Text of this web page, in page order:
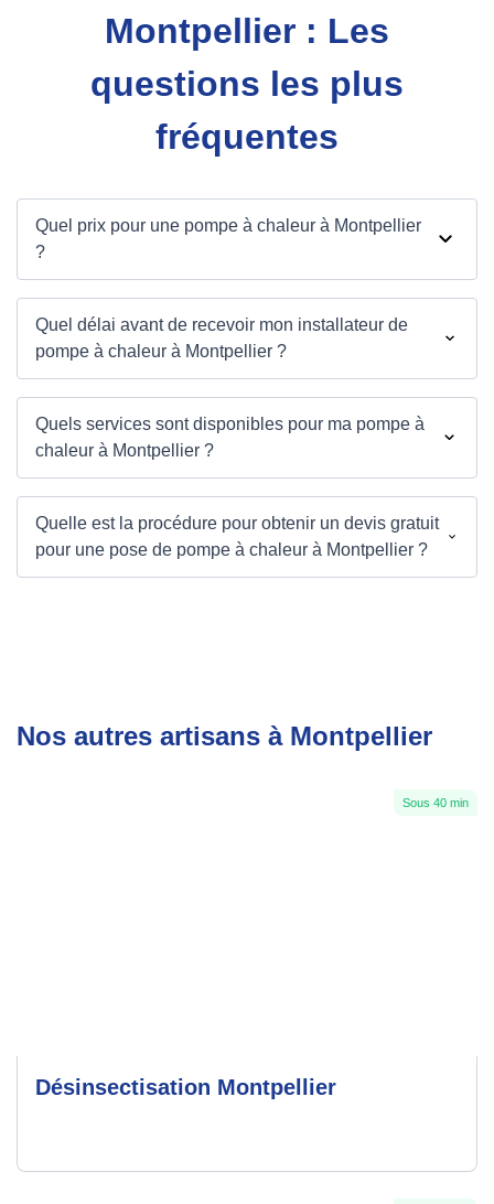
Montpellier : Les
questions les plus
fréquentes
Quel prix pour une pompe à chaleur à Montpellier
?
Quel délai avant de recevoir mon installateur de
pompe à chaleur à Montpellier ?
Quels services sont disponibles pour ma pompe à
chaleur à Montpellier ?
Quelle est la procédure pour obtenir un devis gratuit
pour une pose de pompe à chaleur à Montpellier ?
Nos autres artisans à Montpellier
Sous 40 min
Désinsectisation Montpellier